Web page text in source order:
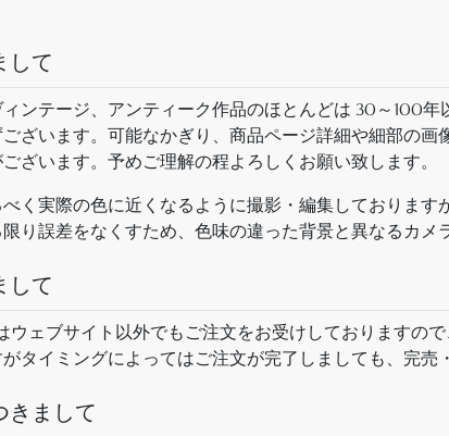
して
ィンテージ、アンティーク作品のほとんどは 30～100
ざいます。可能なかぎり、商品ページ詳細や細部の
ざいます。予めご理解の程よろしくお願い致します。
べく実際の色に近くなるように撮影・編集しておりま
り誤差をなくすため、色味の違った背景と異なるカメ
して
はウェブサイト以外でもご注文をお受けしております
タイミングによってはご注文が完了しましても、完売
まして